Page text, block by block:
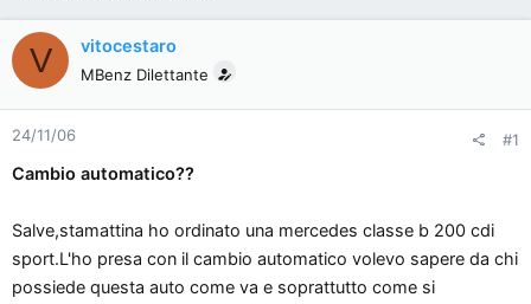
e
d
i
s
c
i
o
n
n
i
V vitocestaro
MBenz Dilettante
24/11/06 #1
Cambio automatico??
Salve,stamattina ho ordinato una mercedes classe b 200 cdi
sport.L'ho presa con il cambio automatico volevo sapere da chi
possiede questa auto come va e soprattutto come si